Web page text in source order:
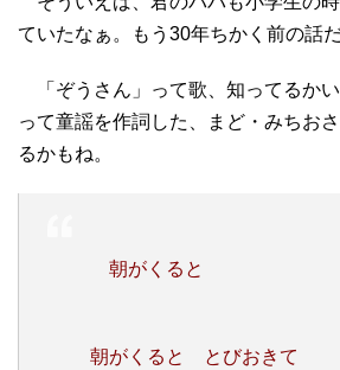
ていたなぁ。もう30年ちかく前の話
「ぞうさん」って歌、知ってるかい
って童謡を作詞した、まど・みちお
るかもね。
朝がくると
まど・
朝がくると とびおきて